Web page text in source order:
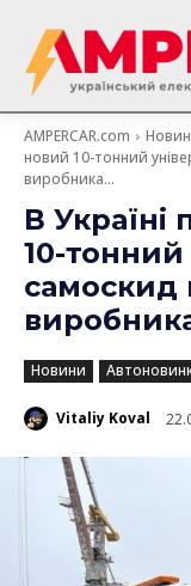
AMPERCAR.com
новий 10-тонний
виробника...
В
10-
самоскид
Новини
Vitaliy Koval